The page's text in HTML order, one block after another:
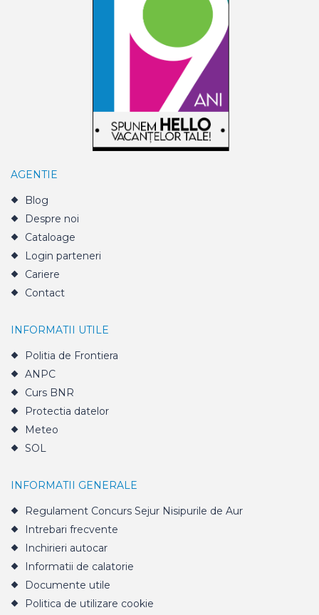
AGENTIE
Blog
Despre noi
Cataloage
Login parteneri
Cariere
Contact
INFORMATII UTILE
Politia de Frontiera
ANPC
Curs BNR
Protectia datelor
Meteo
SOL
INFORMATII GENERALE
Regulament Concurs Sejur Nisipurile de Aur
Intrebari frecvente
Inchirieri autocar
Informatii de calatorie
Documente utile
Politica de utilizare cookie